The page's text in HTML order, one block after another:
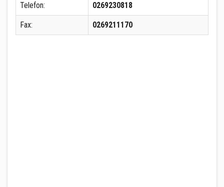
Telefon: 0269230818
Fax: 0269211170